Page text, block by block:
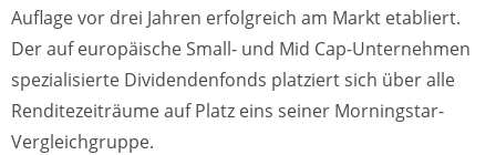
Auflage vor drei Jahren erfolgreich am Markt etabliert.
Der auf europäische Small- und Mid Cap-Unternehmen
spezialisierte Dividendenfonds platziert sich über alle
Renditezeiträume auf Platz eins seiner Morningstar-
Vergleichgruppe.